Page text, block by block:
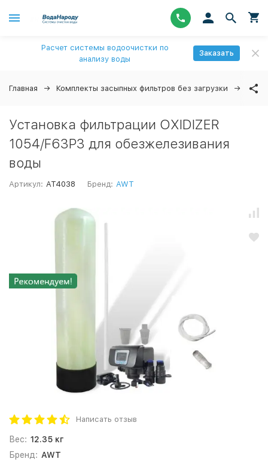
Расчет системы водоочистки по
анализу воды
Заказать
Главная Комплекты засыпных фильтров без загрузки
Установка фильтрации OXIDIZER
1054/F63P3 для обезжелезивания
воды
Артикул: AT4038 Бренд: AWT
Написать отзыв
Вес: 12.35 кг
Бренд: AWT